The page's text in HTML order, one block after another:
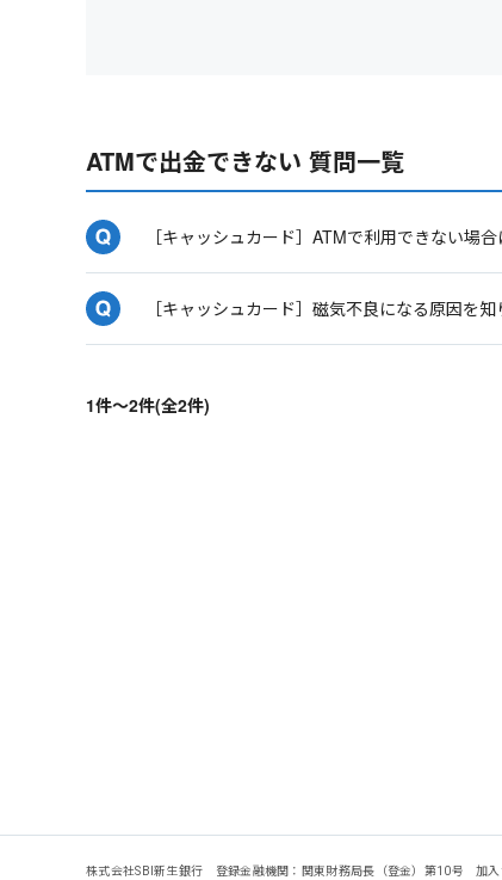
ATMで出金できない 質問一覧
［キャッシュカード］ATMで利用できない場
［キャッシュカード］磁気不良になる原因を知
1件～2件(全2件)
株式会社SBI新生銀行 登録金融機関：関東財務局長（登金）第10号 加入